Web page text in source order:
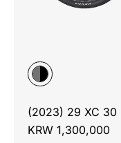
(2023) 29 XC 30
KRW 1,300,000